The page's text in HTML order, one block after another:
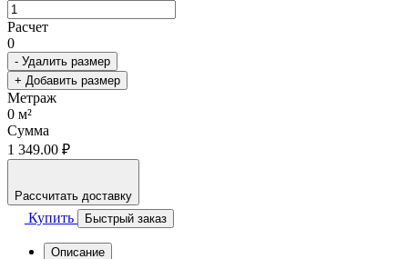
Расчет
0
- Удалить размер
+ Добавить размер
Метраж
0 м²
Сумма
1 349.00 ₽
Рассчитать доставку
Купить Быстрый заказ
Описание